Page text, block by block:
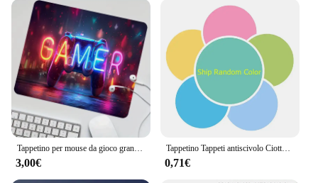
3,00€
Tappetino Tappeti antiscivolo Ciottoli in rilievo Bagno nel lavabo Vasca da bagno Tappeto da pavimento laterale Doccia Zerbino Memory Foam
0,71€